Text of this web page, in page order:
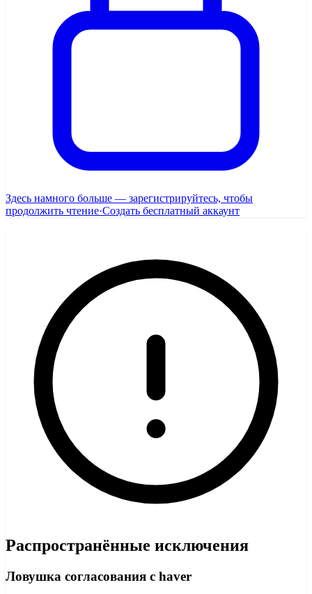
Здесь намного больше — зарегистрируйтесь, чтобы
продолжить чтение·Создать бесплатный аккаунт
Распространённые исключения
Ловушка согласования с haver